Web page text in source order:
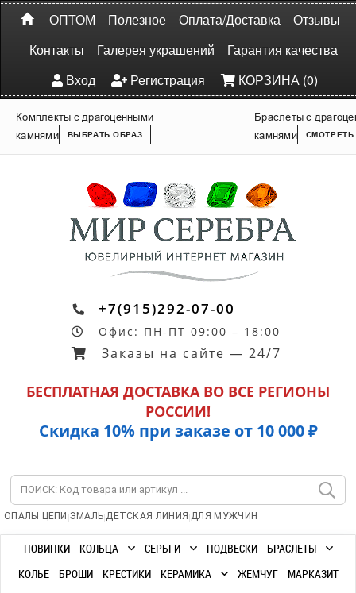
ОПТОМ Полезное Оплата/Доставка
Отзывы
Контакты
Галерея украшений
Гарантия качества
Вход
Регистрация КОРЗИНА (0)
Комплекты с драгоценными
камнями
ВЫБРАТЬ ОБРАЗ
Браслеты с
камнями
СМОТРЕТЬ
+7(915)292-07-00
Офис: ПН-ПТ 09:00 – 18:00
Заказы на сайте — 24/7
БЕСПЛАТНАЯ ДОСТАВКА ВО ВСЕ РЕГИОНЫ
РОССИИ!
Скидка 10% при заказе от 10 000 ₽
ОПАЛЫ | ЦЕПИ |ЭМАЛЬ|ДЕТСКАЯ ЛИНИЯ |ДЛЯ МУЖЧИН
НОВИНКИ КОЛЬЦА СЕРЬГИ ПОДВЕСКИ
БРАСЛЕТЫ
КОЛЬЕ
БРОШИ КРЕСТИКИ КЕРАМИКА ЖЕМЧУГ
МАРКАЗИТ